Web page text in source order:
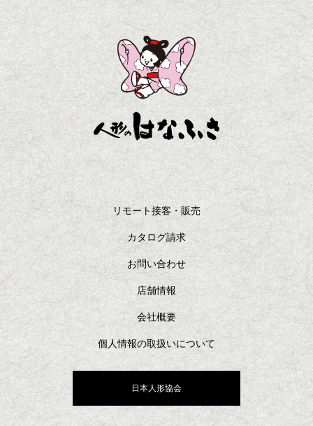
リモート接客・販売
カタログ請求
お問い合わせ
店舗情報
会社概要
個人情報の取扱いについて
日本人形協会